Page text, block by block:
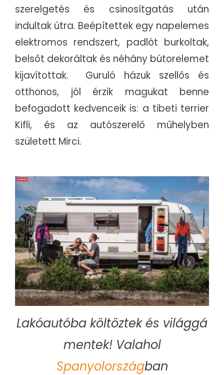
szerelgetés és csinosítgatás után
indultak útra. Beépítettek egy napelemes
elektromos rendszert, padlót burkoltak,
belsőt dekoráltak és néhány bútorelemet
kijavítottak. Guruló házuk szellős és
otthonos, jól érzik magukat benne
befogadott kedvenceik is: a tibeti terrier
Kifli, és az autószerelő műhelyben
született Mirci.
Lakóautóba költöztek és világgá
mentek! Valahol
Spanyolországban